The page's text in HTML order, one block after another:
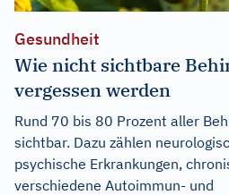
Gesundheit
Wie nicht sichtbare
vergessen werden
Rund 70 bis 80 Prozent aller
sichtbar. Dazu zählen
psychische Erkrankungen,
verschiedene Autoimmun- und